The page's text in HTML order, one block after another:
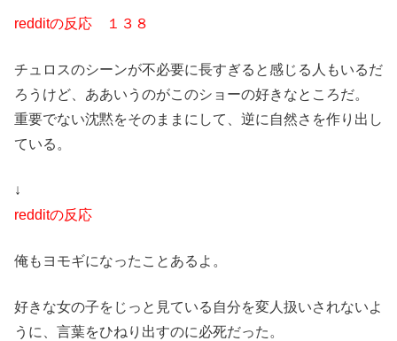
redditの反応 １３８
チュロスのシーンが不必要に長すぎると感じる人もいるだ
ろうけど、ああいうのがこのショーの好きなところだ。
重要でない沈黙をそのままにして、逆に自然さを作り出し
ている。
↓
redditの反応
俺もヨモギになったことあるよ。
好きな女の子をじっと見ている自分を変人扱いされないよ
うに、言葉をひねり出すのに必死だった。